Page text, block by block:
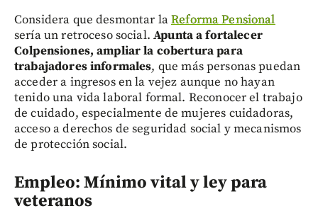
Considera que desmontar laReforma Pensional
sería un retroceso social.Apunta a fortalecer
Colpensiones, ampliar la cobertura para
trabajadores informales, que más personas puedan
acceder a ingresos en la vejez aunque no hayan
tenido una vida laboral formal. Reconocer el trabajo
de cuidado, especialmente de mujeres cuidadoras,
acceso a derechos de seguridad social y mecanismos
de protección social.
Empleo: Mínimo vital y ley para
veteranos